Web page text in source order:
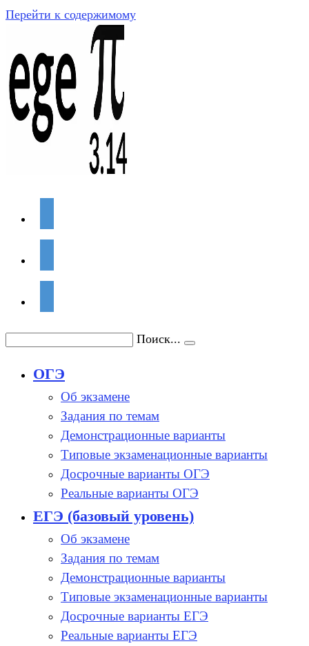
Перейти к содержимому
Поиск...
ОГЭ
Об экзамене
Задания по темам
Демонстрационные варианты
Типовые экзаменационные варианты
Досрочные варианты ОГЭ
Реальные варианты ОГЭ
ЕГЭ (базовый уровень)
Об экзамене
Задания по темам
Демонстрационные варианты
Типовые экзаменационные варианты
Досрочные варианты ЕГЭ
Реальные варианты ЕГЭ